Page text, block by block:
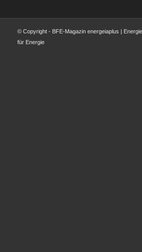
© Copyright - BFE-Magazin energeiaplus |
für Energie